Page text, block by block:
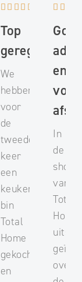
    
Top
geregeld
We
hebben
voor
de
tweede
keer
een
keuken
bin
Total
Home
gekocht
en
 
Goed
en
In
de
van
Total
Home
over